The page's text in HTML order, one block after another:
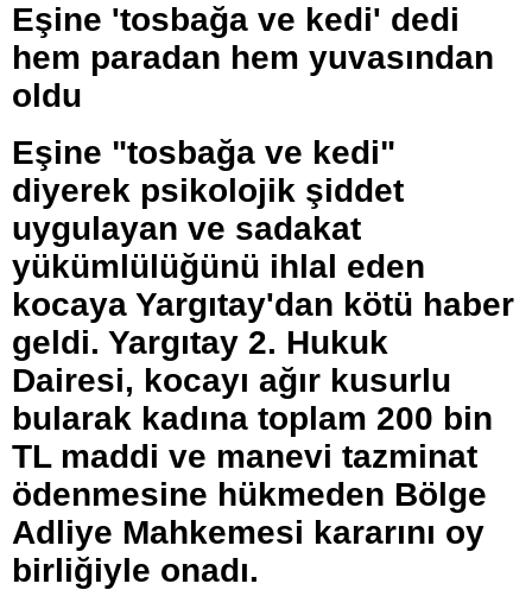
Eşine 'tosbağa ve kedi' dedi
hem paradan hem yuvasından
oldu
Eşine "tosbağa ve kedi"
diyerek psikolojik şiddet
uygulayan ve sadakat
yükümlülüğünü ihlal eden
kocaya Yargıtay'dan kötü haber
geldi. Yargıtay 2. Hukuk
Dairesi, kocayı ağır kusurlu
bularak kadına toplam 200 bin
TL maddi ve manevi tazminat
ödenmesine hükmeden Bölge
Adliye Mahkemesi kararını oy
birliğiyle onadı.